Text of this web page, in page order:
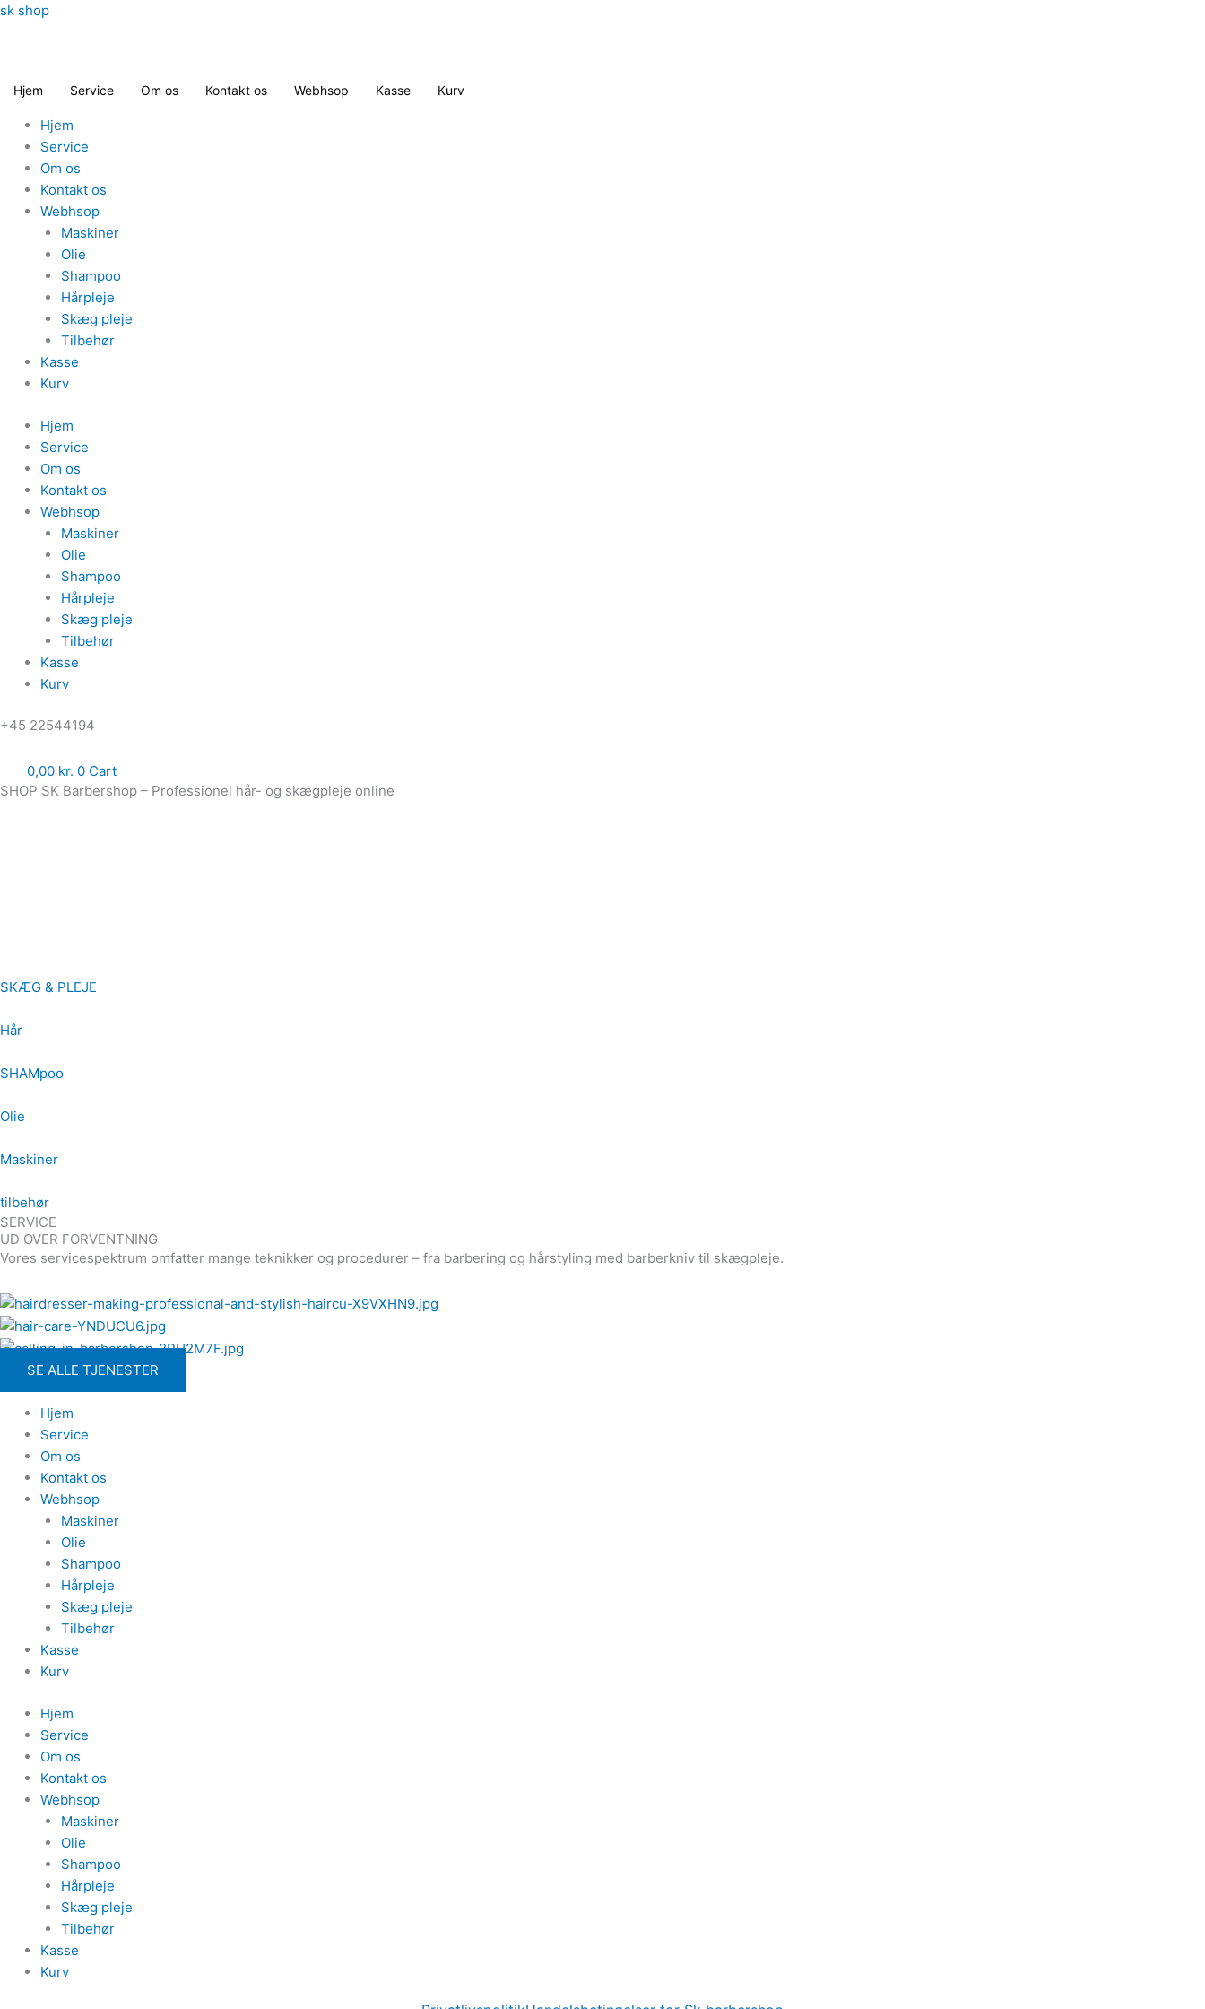
Gå
sk shop
Hjem Service Om os Kontakt os Webhsop Kasse Kurv
Hjem
Service
Om os
Kontakt os
Webhsop
Maskiner
Olie
Shampoo
Hårpleje
Skæg pleje
Tilbehør
Kasse
Kurv
Hjem
Service
Om os
Kontakt os
Webhsop
Maskiner
Olie
Shampoo
Hårpleje
Skæg pleje
Tilbehør
Kasse
Kurv
‪+45 22544194
0,00 kr. 0 Cart
SHOP SK Barbershop – Professionel hår- og skægpleje online
SKÆG & PLEJE
Hår
SHAMpoo
Olie
Maskiner
tilbehør
SERVICE
UD OVER FORVENTNING
Vores servicespektrum omfatter mange teknikker og procedurer – fra barbering og hårstyling med barberkniv til skægpleje.
SE ALLE TJENESTER
Hjem
Service
Om os
Kontakt os
Webhsop
Maskiner
Olie
Shampoo
Hårpleje
Skæg pleje
Tilbehør
Kasse
Kurv
Hjem
Service
Om os
Kontakt os
Webhsop
Maskiner
Olie
Shampoo
Hårpleje
Skæg pleje
Tilbehør
Kasse
Kurv